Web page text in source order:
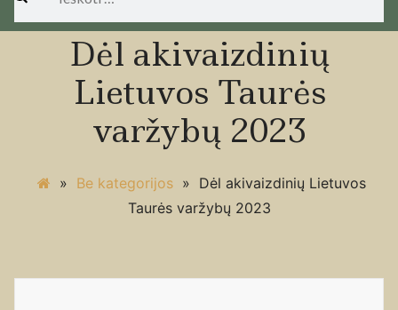
Dėl akivaizdinių
Lietuvos Taurės
varžybų 2023
» Be kategorijos » Dėl akivaizdinių Lietuvos
Taurės varžybų 2023